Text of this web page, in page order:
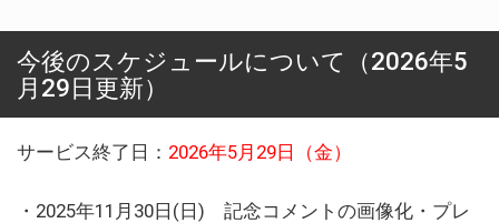
今後のスケジュールについて（2026年5
月29日更新）
サービス終了日： 2026年5月29日（金）
・2025年11月30日(日) 記念コメントの画像化・プレ